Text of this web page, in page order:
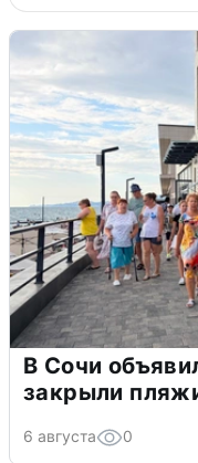
В Сочи
закрыли
6 августа 0